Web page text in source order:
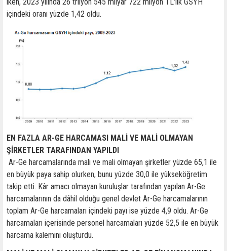
içindeki oranı yüzde 1,42 oldu.
EN FAZLA AR-GE HARCAMASI MALİ VE MALİ OLMAYAN
ŞİRKETLER TARAFINDAN YAPILDI
Ar-Ge harcamalarında mali ve mali olmayan şirketler yüzde 65,1 ile
en büyük paya sahip olurken, bunu yüzde 30,0 ile yükseköğretim
takip etti. Kâr amacı olmayan kuruluşlar tarafından yapılan Ar-Ge
harcamalarının da dâhil olduğu genel devlet Ar-Ge harcamalarının
toplam Ar-Ge harcamaları içindeki payı ise yüzde 4,9 oldu. Ar-Ge
harcamaları içerisinde personel harcamaları yüzde 52,5 ile en büyük
harcama kalemini oluşturdu.